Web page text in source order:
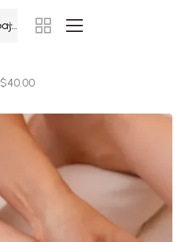
precio:
alto
Ordenar por precio: bajo a alto
$40.00